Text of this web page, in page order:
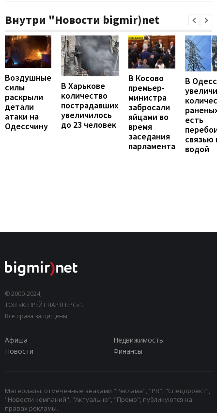
Внутри "Новости bigmir)net
Воздушные
силы
раскрыли
детали
атаки на
Одессчину
В Харькове
количество
пострадавших
увеличилось
до 23 человек
В Косово
премьер-
министра
забросали
яйцами во
время
заседания
парламента
В
есть
связью
водой
© 2000-2024,
ТОВ «КЕПРЕЙТ ПАРТНЕРС»".
Все права защищены.
Афиша
Недвижимость
Новости
Финансы
Материалы, отмеченные знаками "Реклама", "PR", "Спецпроект",
"Новости компаний", "Актуально", "Промо", публикуются на
правах рекламы.